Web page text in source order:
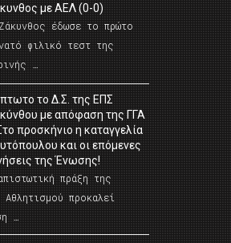
με ΑΕΛ (0-0)
έδωσε το πρώτο
φιλικό τεστ της
…
το Δ.Σ. της ΕΠΣ
με απόφαση της ΓΓΑ
προσκήνιο η καταγγελία
και οι επόμενες
της Ένωσης!
πράξη της
προκαλεί
…